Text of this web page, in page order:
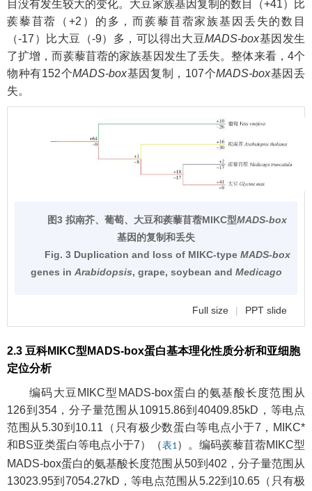
目没有发生较大的变化。大豆家族基因复制的数目（+41）比
蒺藜苜蓿（+2）的多，而蒺藜苜蓿家族基因丢失的数目
（-17）比大豆（-9）多，可以得出大豆MADS-box基因发生
了扩增，而蒺藜苜蓿的家族基因发生了丢失。整体来看，4个
物种有152个MADS-box基因复制，107个MADS-box基因丢
失。
图3 拟南芥、葡萄、大豆和蒺藜苜蓿MIKC型MADS-box
基因的复制和丢失
Fig. 3 Duplication and loss of MIKC-type MADS-box
genes in Arabidopsis, grape, soybean and Medicago
Full size | PPT slide
2.3 豆科MIKC型MADS-box蛋白基本理化性质分析和亚细胞
定位分析
编码大豆MIKC型MADS-box蛋白的氨基酸长度范围从
126到354，分子量范围从10915.86到40409.85kD，等电点
范围从5.30到10.11（只有极少数蛋白等电点小于7，MIKC*
和BS亚类蛋白等电点小于7）（表1）。编码蒺藜苜蓿MIKC型
MADS-box蛋白的氨基酸长度范围从50到402，分子量范围从
13023.95到7054.27kD，等电点范围从5.22到10.65（只有极